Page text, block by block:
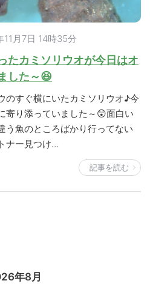
11月7日 14時35分
たカミソリウオが今日はオ
した～😆
のすぐ横にいたカミソリウオ♪今
寄り添っていました～😲面白い
う魚のところばかり行ってない
ナー見つけ…
記事を読む
年8月